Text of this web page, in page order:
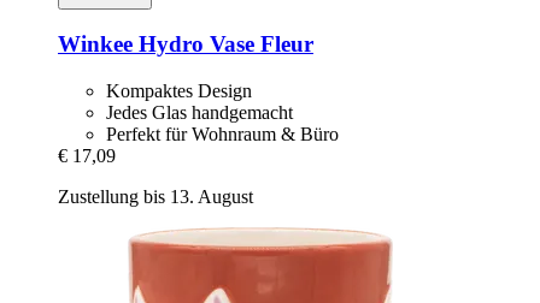
Winkee Hydro Vase Fleur
Kompaktes Design
Jedes Glas handgemacht
Perfekt für Wohnraum & Büro
€ 17,09
Zustellung bis 13. August